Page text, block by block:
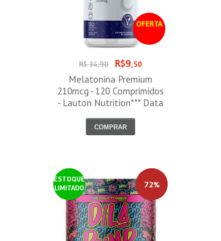
OFERTA
R$ 34,90 R$9,50
Melatonina Premium
210mcg - 120 Comprimidos
- Lauton Nutrition*** Data
COMPRAR
ESTOQUE
LIMITADO
72%